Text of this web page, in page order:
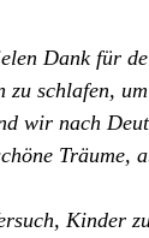
Dank für
zu schlafen,
wir nach
Träume,
Kinder